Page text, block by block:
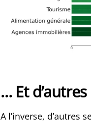
… Et
A l’inverse, d’autres